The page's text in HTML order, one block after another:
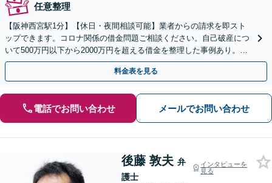
任意整理
【阪神西宮駅1分】【休日・夜間相談可能】業者からの請求を即スト
ップできます。コロナ関係の借金問題ご相談ください。自己破産につ
いて500万円以下から2000万円を超える借金を整理した事例あり。再
出発のお手伝いをサポートします。【地元密着型】
料金表を見る
電話でお問い合わせ メールでお問い合わせ
後藤 敦夫 弁
護士
インタビューを
見る